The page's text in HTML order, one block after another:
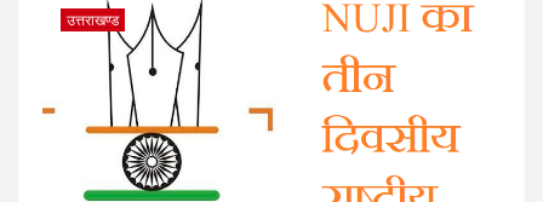
उत्तराखण्ड